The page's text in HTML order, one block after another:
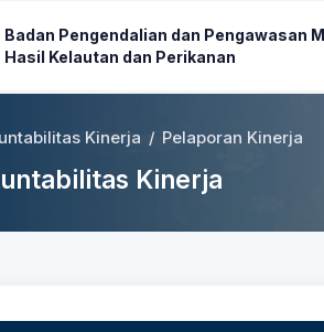
Badan Pengendalian dan Pengawasan
Hasil Kelautan dan Perikanan
Kinerja / Pelaporan Kinerja
Kinerja